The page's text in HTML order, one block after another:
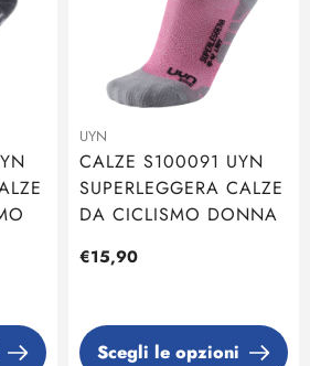
UYN
CALZE S100091 UYN
SUPERLEGGERA CALZE
DA CICLISMO DONNA
Prezzo
€15,90
Scegli le opzioni